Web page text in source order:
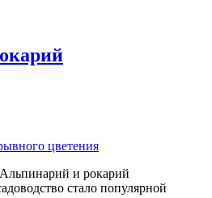
цветения
Альпинарий и рокарий
стало популярной